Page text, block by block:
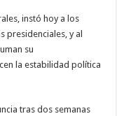
instó hoy a los
presidenciales, y al
su
la estabilidad política
tras dos semanas